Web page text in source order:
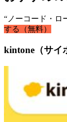
“ノーコード・ロ
する（無料）
kintone（サイ